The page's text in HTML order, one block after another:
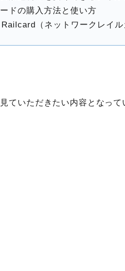
ドの購入方法と使い方
（ネットワークレイル
ていただきたい内容となって